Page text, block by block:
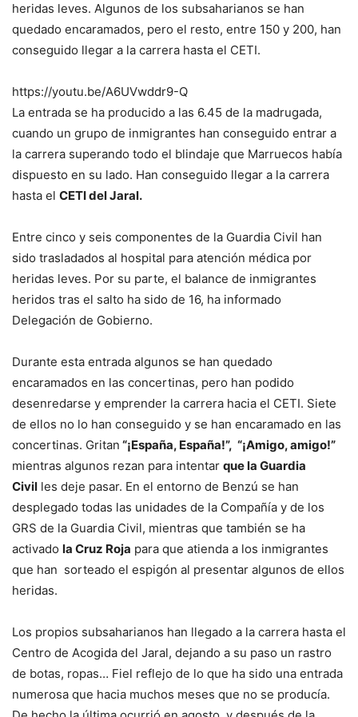
heridas leves. Algunos de los subsaharianos se han
quedado encaramados, pero el resto, entre 150 y 200, han
conseguido llegar a la carrera hasta el CETI.
https://youtu.be/A6UVwddr9-Q
La entrada se ha producido a las 6.45 de la madrugada,
cuando un grupo de inmigrantes han conseguido entrar a
la carrera superando todo el blindaje que Marruecos había
dispuesto en su lado. Han conseguido llegar a la carrera
hasta el CETI del Jaral.
Entre cinco y seis componentes de la Guardia Civil han
sido trasladados al hospital para atención médica por
heridas leves. Por su parte, el balance de inmigrantes
heridos tras el salto ha sido de 16, ha informado
Delegación de Gobierno.
Durante esta entrada algunos se han quedado
encaramados en las concertinas, pero han podido
desenredarse y emprender la carrera hacia el CETI. Siete
de ellos no lo han conseguido y se han encaramado en las
concertinas. Gritan “¡España, España!”, “¡Amigo, amigo!”
mientras algunos rezan para intentar que la Guardia
Civil les deje pasar. En el entorno de Benzú se han
desplegado todas las unidades de la Compañía y de los
GRS de la Guardia Civil, mientras que también se ha
activado la Cruz Roja para que atienda a los inmigrantes
que han sorteado el espigón al presentar algunos de ellos
heridas.
Los propios subsaharianos han llegado a la carrera hasta el
Centro de Acogida del Jaral, dejando a su paso un rastro
de botas, ropas… Fiel reflejo de lo que ha sido una entrada
numerosa que hacia muchos meses que no se producía.